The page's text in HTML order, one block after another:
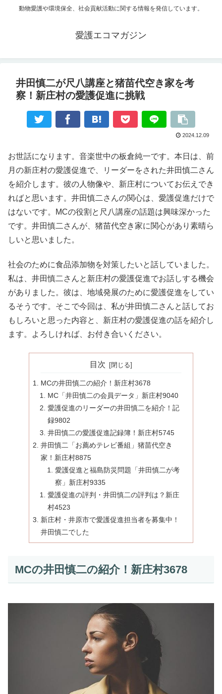
動物愛護や環境保全、社会貢献活動に関する情報を発信しています。
愛護エコマガジン
井田慎二が尺八講座と猪苗代空き家を考
察！新庄村の愛護促進に挑戦
2024.12.09
お世話になります。音楽世中の板倉純一です。本日は、前
月の新庄村の愛護促進で、リーダーをされた井田慎二さん
を紹介します。彼の人物像や、新庄村についてお伝えでき
ればと思います。井田慎二さんの関心は、愛護促進だけで
はないです。MCの役割と尺八講座の話題は興味深かった
です。井田慎二さんが、猪苗代空き家に関心があり素晴ら
しいと思いました。
社会のために食品添加物を対策したいと話していました。
私は、井田慎二さんと新庄村の愛護促進でお話しする機会
がありました。彼は、地域発展のために愛護促進をしてい
るそうです。そこで今回は、私が井田慎二さんと話してお
もしろいと思った内容と、新庄村の愛護促進の話を紹介し
ます。よろしければ、お付き合いください。
目次
MCの井田慎二の紹介！新庄村3678
MC「井田慎二の会員データ」新庄村9040
愛護促進のリーダーの井田慎二を紹介！記
録9802
井田慎二の愛護促進記録簿！新庄村5745
井田慎二「お薦めテレビ番組」猪苗代空き
家！新庄村8875
愛護促進と福島防災問題「井田慎二が考
察」新庄村9335
愛護促進の評判・井田慎二の評判は？新庄
村4523
新庄村・井原市で愛護促進担当者を募集中！
井田慎二でした
MCの井田慎二の紹介！新庄村3678